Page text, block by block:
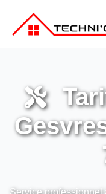
Service professionnel